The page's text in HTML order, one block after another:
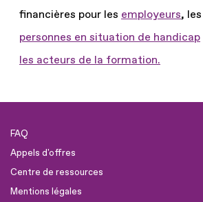
financières pour les employeurs, les
personnes en situation de handicap
les acteurs de la formation.
FAQ
Appels d'offres
Centre de ressources
Mentions légales